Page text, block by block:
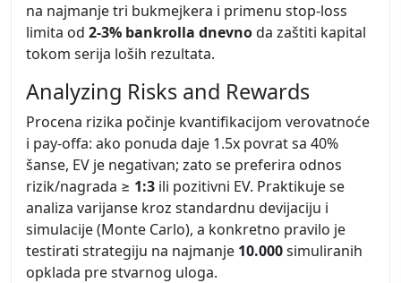
na najmanje tri bukmejkera i primenu stop‑loss
limita od 2-3% bankrolla dnevnoda zaštiti kapital
tokom serija loših rezultata.
Analyzing Risks and Rewards
Procena rizika počinje kvantifikacijom verovatnoće
i pay‑offa: ako ponuda daje 1.5x povrat sa 40%
šanse, EV je negativan; zato se preferira odnos
rizik/nagrada ≥ 1:3 ili pozitivni EV. Praktikuje se
analiza varijanse kroz standardnu devijaciju i
simulacije (Monte Carlo), a konkretno pravilo je
testirati strategiju na najmanje 10.000simuliranih
opklada pre stvarnog uloga.